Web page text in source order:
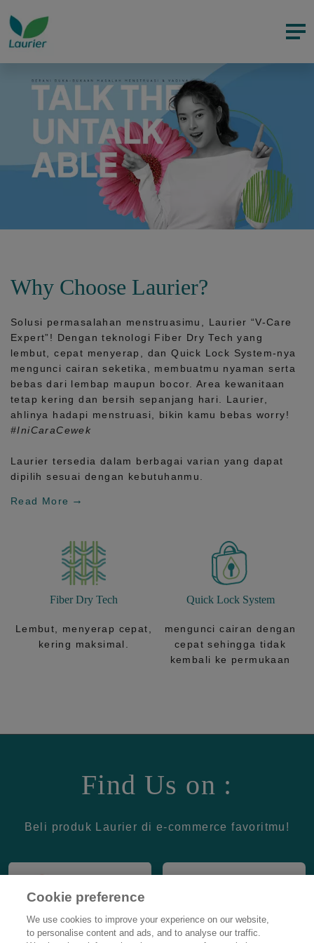
Why Choose Laurier?
Solusi permasalahan menstruasimu, Laurier “V-Care
Expert”! Dengan teknologi Fiber Dry Tech yang
lembut, cepat menyerap, danQuick Lock System-nya
mengunci cairan seketika, membuatmu nyaman serta
bebas dari lembap maupun bocor. Area kewanitaan
tetap kering dan bersih sepanjang hari.
Laurier,
ahlinya hadapi menstruasi, bikin kamu bebas worry!
#IniCaraCewek
Laurier tersedia dalam berbagai varian yang dapat
dipilih sesuai dengan kebutuhanmu.
Read More
Fiber Dry Tech
Lembut, menyerap cepat,
kering maksimal.
Quick Lock System
mengunci cairan dengan
cepat sehingga tidak
kembali ke permukaan
Find Us on :
Beli produk Laurier di e-commerce favoritmu!
Cookie preference
We use cookies to improve your experience on our website,
to personalise content and ads, and to analyse our traffic.